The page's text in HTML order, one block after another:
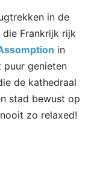
in de
die Frankrijk rijk
in
puur genieten
de kathedraal
stad bewust op
zo relaxed!